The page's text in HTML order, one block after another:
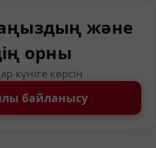
және
орны
күніге көрсін
байланысу